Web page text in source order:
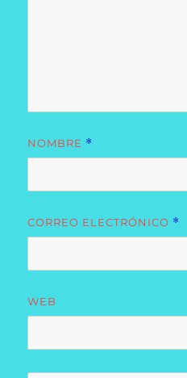
NOMBRE *
CORREO ELECTRÓNICO *
WEB